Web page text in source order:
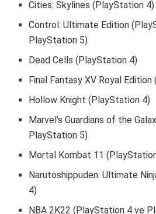
Cities: Skylines (PlayStation 4)
Control: Ultimate Edition
PlayStation 5)
Dead Cells (PlayStation 4)
Final Fantasy XV Royal
Hollow Knight (PlayStation 4)
Marvel’s Guardians of the
PlayStation 5)
Mortal Kombat 11
Narutoshippuden: Ultimate
4)
NBA 2K22 (PlayStation 4 ve